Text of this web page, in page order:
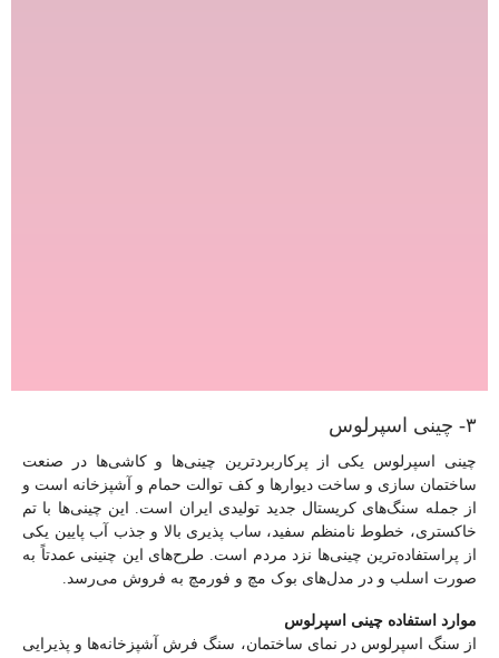
۳- چینی اسپرلوس
چینی اسپرلوس یکی از پرکاربردترین چینی‌ها و کاشی‌ها در صنعت
ساختمان سازی و ساخت دیوارها و کف توالت حمام و آشپزخانه است و
از جمله سنگ‌های کریستال جدید تولیدی ایران است. این چینی‌ها با تم
خاکستری، خطوط نامنظم سفید، ساب پذیری بالا و جذب آب پایین یکی
از پراستفاده‌ترین چینی‌ها نزد مردم است. طرح‌های این چنینی عمدتاً به
صورت اسلب و در مدل‌های بوک مچ و فورمچ به فروش می‌رسد.
موارد استفاده چینی اسپرلوس
از سنگ اسپرلوس در نمای ساختمان، سنگ فرش آشپزخانه‌ها و پذیرایی